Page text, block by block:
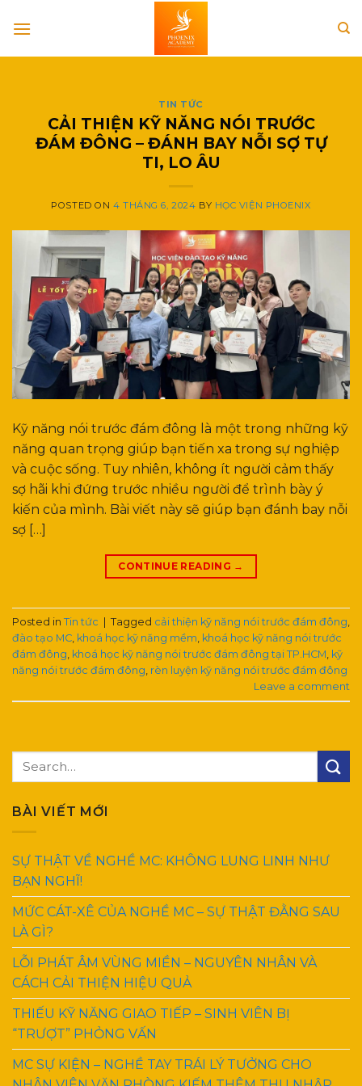
TIN TỨC
CẢI THIỆN KỸ NĂNG NÓI TRƯỚC
ĐÁM ĐÔNG – ĐÁNH BAY NỖI SỢ TỰ
TI, LO ÂU
POSTED ON 4 THÁNG 6, 2024 BY HỌC VIỆN PHOENIX
Kỹ năng nói trước đám đông là một trong những kỹ
năng quan trọng giúp bạn tiến xa trong sự nghiệp
và cuộc sống. Tuy nhiên, không ít người cảm thấy
sợ hãi khi đứng trước nhiều người để trình bày ý
kiến của mình. Bài viết này sẽ giúp bạn đánh bay nỗi
sợ […]
CONTINUE READING →
Posted in Tin tức Tagged cải thiện kỹ năng nói trước đám đông
đào tạo MC khoá học kỹ năng mềm khoá học kỹ năng nói trước
đám đông khoá học kỹ năng nói trước đám đông tại TP.HCM kỹ
năng nói trước đám đông rèn luyện kỹ năng nói trước đám đông
Leave a comment
BÀI VIẾT MỚI
SỰ THẬT VỀ NGHỀ MC: KHÔNG LUNG LINH NHƯ
BẠN NGHĨ!
MỨC CÁT-XÊ CỦA NGHỀ MC – SỰ THẬT ĐẰNG SAU
LÀ GÌ?
LỖI PHÁT ÂM VÙNG MIỀN – NGUYÊN NHÂN VÀ
CÁCH CẢI THIỆN HIỆU QUẢ
THIẾU KỸ NĂNG GIAO TIẾP – SINH VIÊN BỊ
“TRƯỢT” PHỎNG VẤN
MC SỰ KIỆN – NGHỀ TAY TRÁI LÝ TƯỞNG CHO